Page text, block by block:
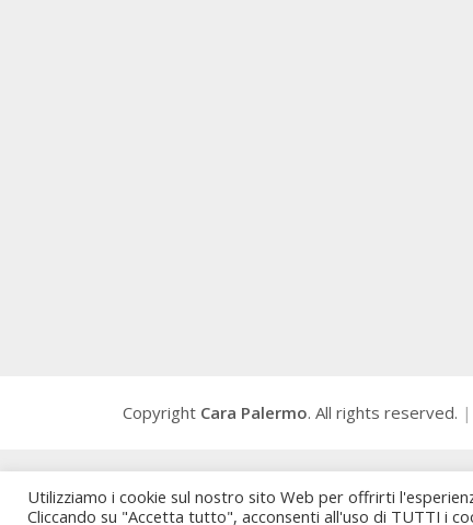
Copyright Cara Palermo. All rights reserved.
Utilizziamo i cookie sul nostro sito Web per offrirti
Cliccando su "Accetta tutto", acconsenti all'uso di TUTTI i